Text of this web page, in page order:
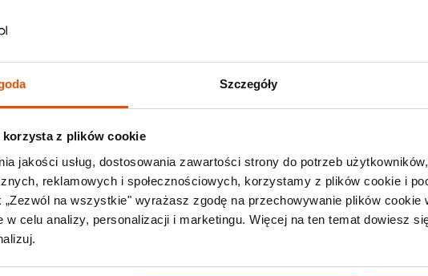
Szczegóły
korzysta z plików cookie
jakości usług, dostosowania zawartości strony do potrzeb
reklamowych i społecznościowych, korzystamy z plików cookie i
na wszystkie" wyrażasz zgodę na przechowywanie plików cookie
w celu analizy, personalizacji i marketingu. Więcej na ten temat dowiesz
Historia
Pogoda w Indiach
30°C